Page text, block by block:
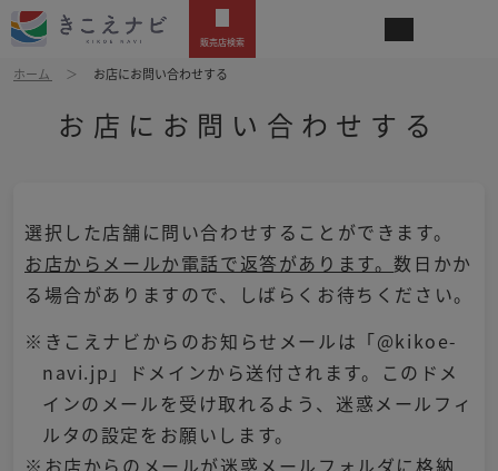
販売店検索
ホーム お店にお問い合わせする
お店にお問い合わせする
選択した店舗に問い合わせすることができます。
お店からメールか電話で返答があります。数日かか
る場合がありますので、しばらくお待ちください。
※きこえナビからのお知らせメールは「@kikoe-
navi.jp」ドメインから送付されます。このドメ
インのメールを受け取れるよう、迷惑メールフィ
ルタの設定をお願いします。
※お店からのメールが迷惑メールフォルダに格納